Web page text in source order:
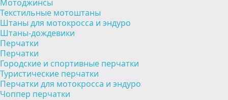
Мотоджинсы
Текстильные мотоштаны
Штаны для мотокросса и эндуро
Штаны-дождевики
Перчатки
Перчатки
Городские и спортивные перчатки
Туристические перчатки
Перчатки для мотокросса и эндуро
Чоппер перчатки